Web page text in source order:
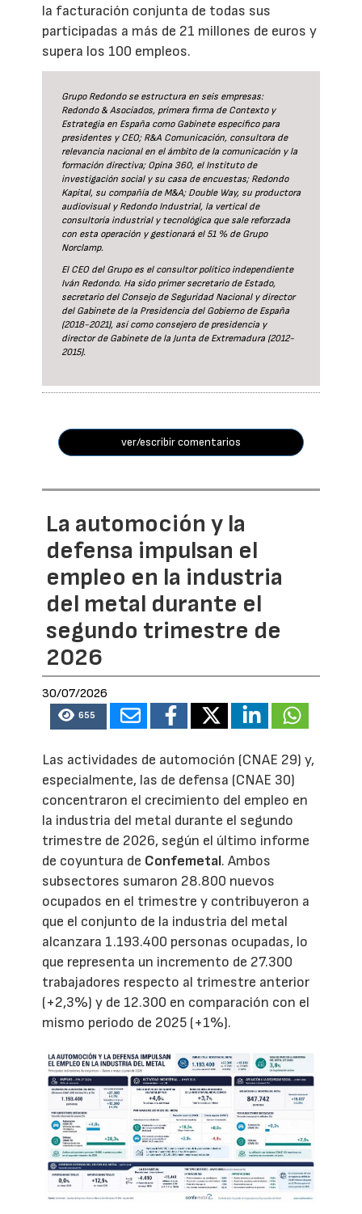
la facturación conjunta de todas sus
participadas a más de 21 millones de euros y
supera los 100 empleos.
Grupo Redondo se estructura en seis empresas:
Redondo & Asociados, primera firma de Contexto y
Estrategia en España como Gabinete específico para
presidentes y CEO; R&A Comunicación, consultora de
relevancia nacional en el ámbito de la comunicación y la
formación directiva; Opina 360, el Instituto de
investigación social y su casa de encuestas; Redondo
Kapital, su compañía de M&A; Double Way, su productora
audiovisual y Redondo Industrial, la vertical de
consultoría industrial y tecnológica que sale reforzada
con esta operación y gestionará el 51 % de Grupo
Norclamp.
El CEO del Grupo es el consultor político independiente
Iván Redondo. Ha sido primer secretario de Estado,
secretario del Consejo de Seguridad Nacional y director
del Gabinete de la Presidencia del Gobierno de España
(2018-2021), así como consejero de presidencia y
director de Gabinete de la Junta de Extremadura (2012-
2015).
ver/escribir comentarios
La automoción y la
defensa impulsan el
empleo en la industria
del metal durante el
segundo trimestre de
2026
30/07/2026
655
Las actividades de automoción (CNAE 29) y,
especialmente, las de defensa (CNAE 30)
concentraron el crecimiento del empleo en
la industria del metal durante el segundo
trimestre de 2026, según el último informe
de coyuntura de Confemetal. Ambos
subsectores sumaron 28.800 nuevos
ocupados en el trimestre y contribuyeron a
que el conjunto de la industria del metal
alcanzara 1.193.400 personas ocupadas, lo
que representa un incremento de 27.300
trabajadores respecto al trimestre anterior
(+2,3%) y de 12.300 en comparación con el
mismo periodo de 2025 (+1%).